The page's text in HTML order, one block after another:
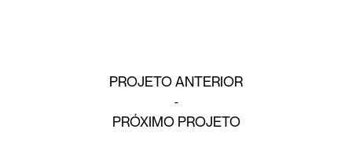
PROJETO ANTERIOR
PRÓXIMO PROJETO